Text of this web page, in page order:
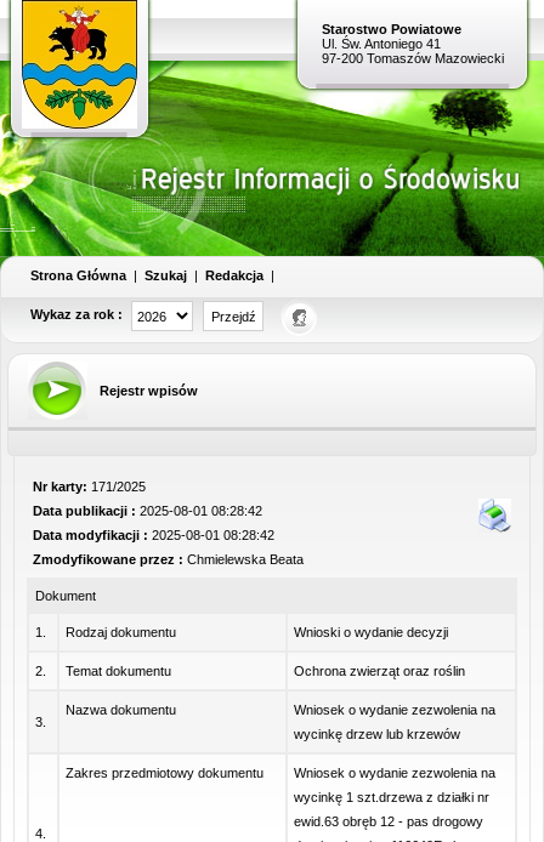
Starostwo Powiatowe
Ul. Św. Antoniego 41
97-200 Tomaszów Mazowiecki
Strona Główna | Szukaj | Redakcja |
Wykaz za rok :
Rejestr wpisów
Nr karty: 171/2025
Data publikacji : 2025-08-01 08:28:42
Data modyfikacji : 2025-08-01 08:28:42
Zmodyfikowane przez : Chmielewska Beata
Dokument
1. Rodzaj dokumentu Wnioski o wydanie decyzji
2. Temat dokumentu Ochrona zwierząt oraz roślin
3.
Nazwa dokumentu
Wniosek o wydanie zezwolenia na
wycinkę drzew lub krzewów
4.
Zakres przedmiotowy dokumentu
Wniosek o wydanie zezwolenia na
wycinkę 1 szt.drzewa z działki nr
ewid.63 obręb 12 - pas drogowy